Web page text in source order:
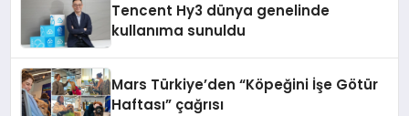
Tencent Hy3 dünya genelinde
kullanıma sunuldu
Mars Türkiye’den “Köpeğini İşe Götür
Haftası” çağrısı